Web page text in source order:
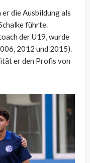
die Ausbildung als
führte.
der U19, wurde
2012 und 2015).
er den Profis von